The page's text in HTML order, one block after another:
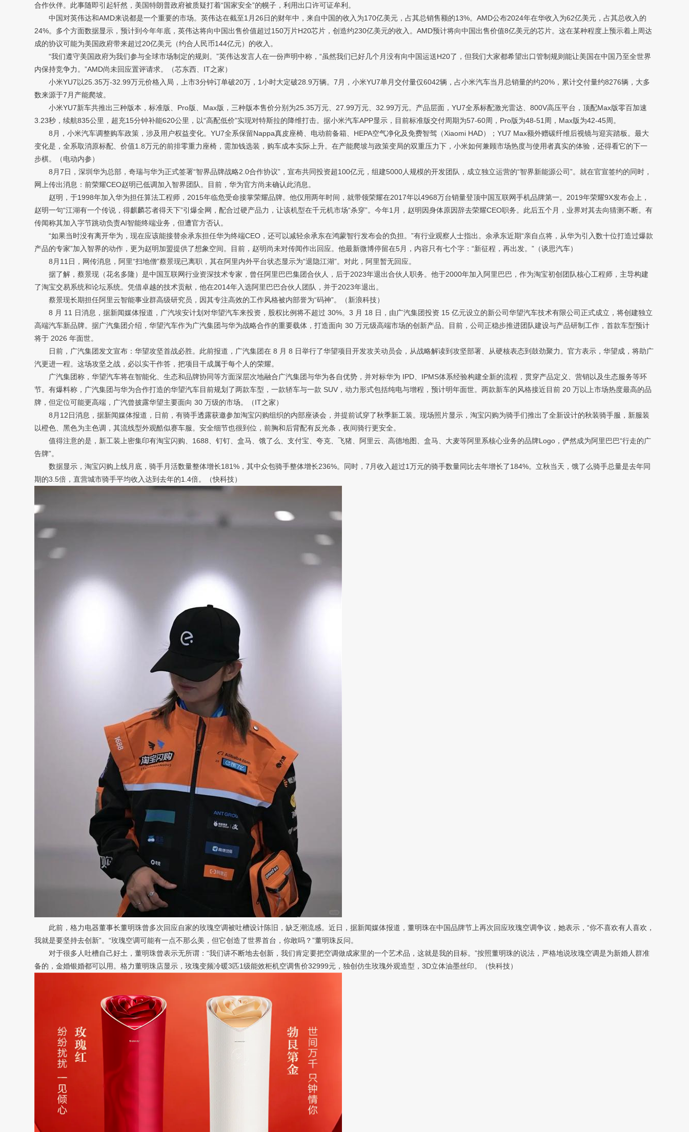
合作伙伴。此事随即引起轩然，美国特朗普政府被质疑打着“国家安全”的幌子，利用出口许可证牟利。
中国对英伟达和AMD来说都是一个重要的市场。英伟达在截至1月26日的财年中，来自中国的收入为170亿美元，占其总销售额的13%。AMD公布2024年在华收入为62亿美元，占其总收入的
24%。多个方面数据显示，预计到今年年底，英伟达将向中国出售价值超过150万片H20芯片，创造约230亿美元的收入。AMD预计将向中国出售价值8亿美元的芯片。这在某种程度上预示着上周达
成的协议可能为美国政府带来超过20亿美元（约合人民币144亿元）的收入。
“我们遵守美国政府为我们参与全球市场制定的规则。”英伟达发言人在一份声明中称，“虽然我们已好几个月没有向中国运送H20了，但我们大家都希望出口管制规则能让美国在中国乃至全世界
内保持竞争力。”AMD尚未回应置评请求。（芯东西、IT之家）
小米YU7以25.35万-32.99万元价格入局，上市3分钟订单破20万，1小时大定破28.9万辆。7月，小米YU7单月交付量仅6042辆，占小米汽车当月总销量的约20%，累计交付量约8276辆，大多
数来源于7月产能爬坡。
小米YU7新车共推出三种版本，标准版、Pro版、Max版，三种版本售价分别为25.35万元、27.99万元、32.99万元。产品层面，YU7全系标配激光雷达、800V高压平台，顶配Max版零百加速
3.23秒，续航835公里，超充15分钟补能620公里，以“高配低价”实现对特斯拉的降维打击。据小米汽车APP显示，目前标准版交付周期为57-60周，Pro版为48-51周，Max版为42-45周。
8月，小米汽车调整购车政策，涉及用户权益变化。YU7全系保留Nappa真皮座椅、电动前备箱、HEPA空气净化及免费智驾（Xiaomi HAD）；YU7 Max额外赠碳纤维后视镜与迎宾踏板。最大
变化是，全系取消原标配、价值1.8万元的前排零重力座椅，需加钱选装，购车成本实际上升。在产能爬坡与政策变局的双重压力下，小米如何兼顾市场热度与使用者真实的体验，还得看它的下一
步棋。（电动内参）
8月7日，深圳华为总部，奇瑞与华为正式签署“智界品牌战略2.0合作协议”，宣布共同投资超100亿元，组建5000人规模的开发团队，成立独立运营的“智界新能源公司”。就在官宣签约的同时，
网上传出消息：前荣耀CEO赵明已低调加入智界团队。目前，华为官方尚未确认此消息。
赵明，于1998年加入华为担任算法工程师，2015年临危受命接掌荣耀品牌。他仅用两年时间，就带领荣耀在2017年以4968万台销量登顶中国互联网手机品牌第一。2019年荣耀9X发布会上，
赵明一句“江湖有一个传说，得麒麟芯者得天下”引爆全网，配合过硬产品力，让该机型在千元机市场“杀穿”。今年1月，赵明因身体原因辞去荣耀CEO职务。此后五个月，业界对其去向猜测不断。有
传闻称其加入字节跳动负责AI智能终端业务，但遭官方否认。
“如果当时没有离开华为，现在应该能接替余承东担任华为终端CEO，还可以减轻余承东在鸿蒙智行发布会的负担。”有行业观察人士指出。余承东近期“亲自点将，从华为引入数十位打造过爆款
产品的专家”加入智界的动作，更为赵明加盟提供了想象空间。目前，赵明尚未对传闻作出回应。他最新微博停留在5月，内容只有七个字：“新征程，再出发。”（谈思汽车）
8月11日，网传消息，阿里“扫地僧”蔡景现已离职，其在阿里内外平台状态显示为“退隐江湖”。对此，阿里暂无回应。
据了解，蔡景现（花名多隆）是中国互联网行业资深技术专家，曾任阿里巴巴集团合伙人，后于2023年退出合伙人职务。他于2000年加入阿里巴巴，作为淘宝初创团队核心工程师，主导构建
了淘宝交易系统和论坛系统。凭借卓越的技术贡献，他在2014年入选阿里巴巴合伙人团队，并于2023年退出。
蔡景现长期担任阿里云智能事业群高级研究员，因其专注高效的工作风格被内部誉为“码神”。（新浪科技）
8 月 11 日消息，据新闻媒体报道，广汽埃安计划对华望汽车来投资，股权比例将不超过 30%。3 月 18 日，由广汽集团投资 15 亿元设立的新公司华望汽车技术有限公司正式成立，将创建独立
高端汽车新品牌。据广汽集团介绍，华望汽车作为广汽集团与华为战略合作的重要载体，打造面向 30 万元级高端市场的创新产品。目前，公司正稳步推进团队建设与产品研制工作，首款车型预计
将于 2026 年面世。
日前，广汽集团发文宣布：华望攻坚首战必胜。此前报道，广汽集团在 8 月 8 日举行了华望项目开发攻关动员会，从战略解读到攻坚部署、从硬核表态到鼓劲聚力。官方表示，华望成，将助广
汽更进一程。这场攻坚之战，必以实干作答，把项目干成属于每个人的荣耀。
广汽集团称，华望汽车将在智能化、生态和品牌协同等方面深层次地融合广汽集团与华为各自优势，并对标华为 IPD、IPMS体系经验构建全新的流程，贯穿产品定义、营销以及生态服务等环
节。有爆料称，广汽集团与华为合作打造的华望汽车目前规划了两款车型，一款轿车与一款 SUV，动力形式包括纯电与增程，预计明年面世。两款新车的风格接近目前 20 万以上市场热度最高的品
牌，但定位可能更高端，广汽曾披露华望主要面向 30 万级的市场。（IT之家）
8月12日消息，据新闻媒体报道，日前，有骑手透露获邀参加淘宝闪购组织的内部座谈会，并提前试穿了秋季新工装。现场照片显示，淘宝闪购为骑手们推出了全新设计的秋装骑手服，新服装
以橙色、黑色为主色调，其流线型外观酷似赛车服。安全细节也很到位，前胸和后背配有反光条，夜间骑行更安全。
值得注意的是，新工装上密集印有淘宝闪购、1688、钉钉、盒马、饿了么、支付宝、夸克、飞猪、阿里云、高德地图、盒马、大麦等阿里系核心业务的品牌Logo，俨然成为阿里巴巴“行走的广
告牌”。
数据显示，淘宝闪购上线月底，骑手月活数量整体增长181%，其中众包骑手整体增长236%。同时，7月收入超过1万元的骑手数量同比去年增长了184%。立秋当天，饿了么骑手总量是去年同
期的3.5倍，直营城市骑手平均收入达到去年的1.4倍。（快科技）
此前，格力电器董事长董明珠曾多次回应自家的玫瑰空调被吐槽设计陈旧，缺乏潮流感。近日，据新闻媒体报道，董明珠在中国品牌节上再次回应玫瑰空调争议，她表示，“你不喜欢有人喜欢，
我就是要坚持去创新”。“玫瑰空调可能有一点不那么美，但它创造了世界首台，你敢吗？”董明珠反问。
对于很多人吐槽自己好土，董明珠曾表示无所谓：“我们讲不断地去创新，我们肯定要把空调做成家里的一个艺术品，这就是我的目标。”按照董明珠的说法，严格地说玫瑰空调是为新婚人群准
备的，金婚银婚都可以用。格力董明珠店显示，玫瑰变频冷暖3匹1级能效柜机空调售价32999元，独创仿生玫瑰外观造型，3D立体油墨丝印。（快科技）